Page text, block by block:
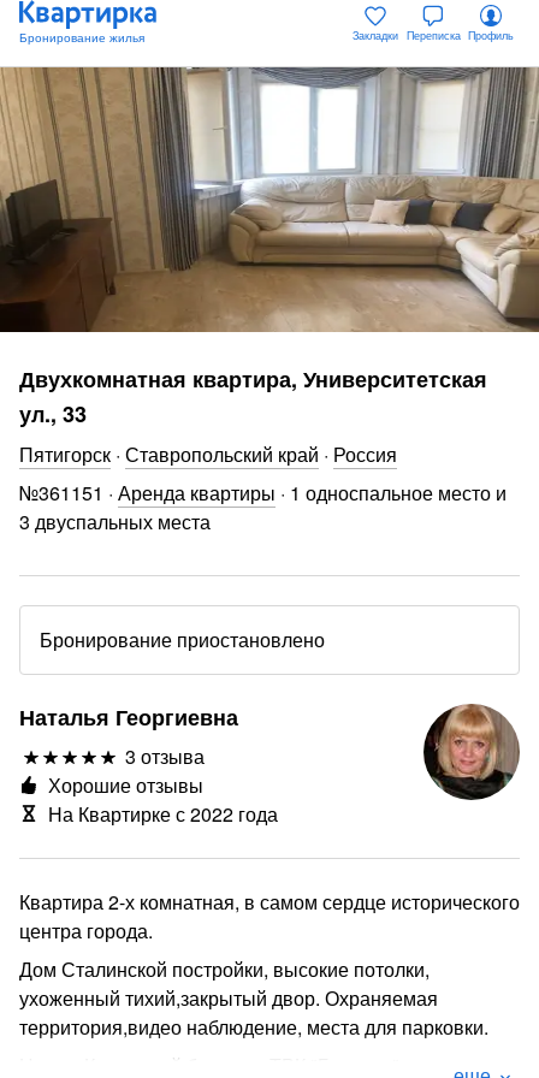
Закладки Переписка Профиль
Двухкомнатная квартира, Университетская
ул., 33
Пятигорск · Ставропольский край · Россия
№361151 · Аренда квартиры · 1 односпальное место и
3 двуспальных места
Бронирование приостановлено
Наталья Георгиевна
3 отзыва
Хорошие отзывы
На Квартирке с 2022 года
Квартира 2-х комнатная, в самом сердце исторического
центра города.
Дом Сталинской постройки, высокие потолки,
ухоженный тихий,закрытый двор. Охраняемая
территория,видео наблюдение, места для парковки.
Центр, Курортный бульвар, ТРК "Галерея", парк